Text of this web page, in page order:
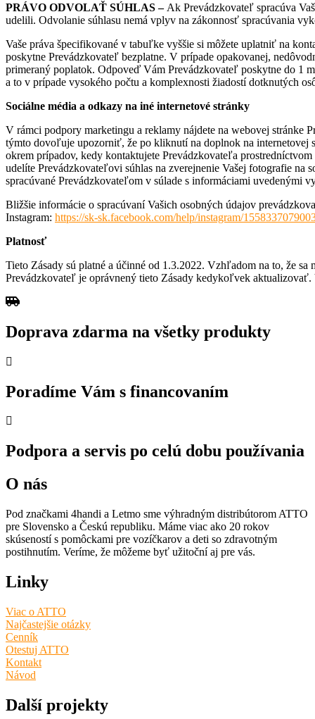
PRÁVO ODVOLAŤ SÚHLAS – Ak Prevádzkovateľ spracúva
udelili. Odvolanie súhlasu nemá vplyv na zákonnosť spracúvania
Vaše práva špecifikované v tabuľke vyššie si môžete uplatniť na
poskytne Prevádzkovateľ bezplatne. V prípade opakovanej,
primeraný poplatok. Odpoveď Vám Prevádzkovateľ poskytne do 1
a to v prípade vysokého počtu a komplexnosti žiadostí dotknutých
Sociálne média a odkazy na iné internetové stránky
V rámci podpory marketingu a reklamy nájdete na webovej stránke
týmto dovoľuje upozorniť, že po kliknutí na doplnok na internetovej
okrem prípadov, kedy kontaktujete Prevádzkovateľa
udelíte Prevádzkovateľovi súhlas na zverejnenie Vašej fotografie na
spracúvané Prevádzkovateľom v súlade s informáciami uvedenými
Bližšie informácie o spracúvaní Vašich osobných údajov
Instagram: https://sk-sk.facebook.com/help/instagram/
Platnosť
Tieto Zásady sú platné a účinné od 1.3.2022. Vzhľadom na to, že
Prevádzkovateľ je oprávnený tieto Zásady kedykoľvek
Doprava zdarma na všetky produkty
Poradíme Vám s financovaním
Podpora a servis po celú dobu používania
O nás
Pod značkami 4handi a Letmo sme výhradným distribútorom ATTO
pre Slovensko a Českú republiku. Máme viac ako 20 rokov
skúseností s pomôckami pre vozíčkarov a deti so zdravotným
postihnutím. Veríme, že môžeme byť užitoční aj pre vás.
Linky
Viac o ATTO
Najčastejšie otázky
Cenník
Otestuj ATTO
Kontakt
Návod
Další projekty